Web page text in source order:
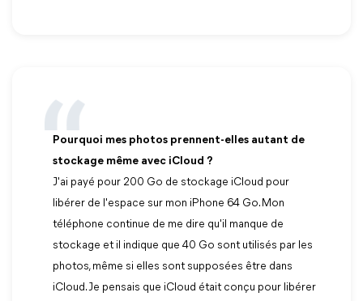
Pourquoi mes photos prennent-elles autant de
stockage même avec iCloud ?
J'ai payé pour 200 Go de stockage iCloud pour
libérer de l'espace sur mon iPhone 64 Go. Mon
téléphone continue de me dire qu'il manque de
stockage et il indique que 40 Go sont utilisés par les
photos, même si elles sont supposées être dans
iCloud. Je pensais que iCloud était conçu pour libérer